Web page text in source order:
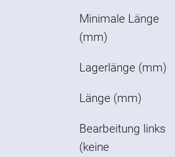
Minimale Länge
(mm)
Lagerlänge (mm)
Länge (mm)
Bearbeitung links
(keine